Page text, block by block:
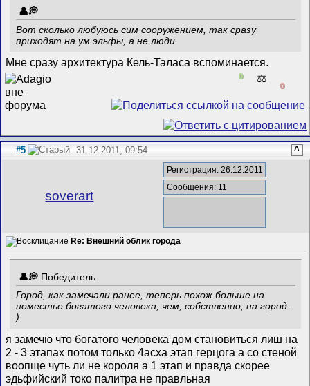
Вот сколько любуюсь сим сооружением, так сразу
приходят на ум эльфы, а не люди.
Мне сразу архитектура Кель-Таласа вспоминается.
0 ⚖️
0
#5 31.12.2011, 09:54 ^
soverart
Регистрация: 26.12.2011
Сообщения: 11
Re: Внешний облик города
Победитель
Город, как замечали ранее, теперь похож больше на
поместье богатого человека, чем, собственно, на город.
).
я замечю что богатого человека дом становиться лиш на
2 - 3 этапах потом только 4асха этап герцога а со стеной
воопще чуть ли не короля а 1 этап и правда скорее
эдьфийский токо палитра не правльная